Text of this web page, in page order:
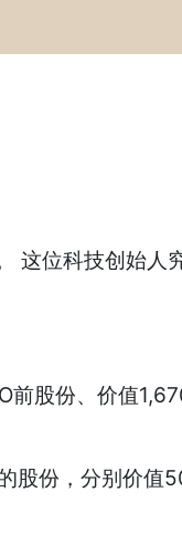
这位科技创始
股份、价值
份，分别价值